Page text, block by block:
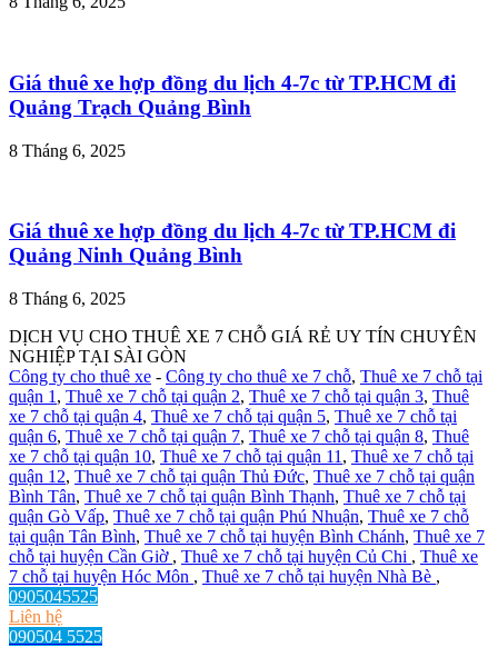
Giá thuê xe hợp đồng du lịch 4-7c từ TP.HCM đi
Quảng Trạch Quảng Bình
8 Tháng 6, 2025
Giá thuê xe hợp đồng du lịch 4-7c từ TP.HCM đi
Quảng Ninh Quảng Bình
8 Tháng 6, 2025
DỊCH VỤ CHO THUÊ XE 7 CHỖ GIÁ RẺ UY TÍN CHUYÊN
NGHIỆP TẠI SÀI GÒN
Công ty cho thuê xe - Công ty cho thuê xe 7 chỗ, Thuê xe 7 chỗ tại
quận 1 , Thuê xe 7 chỗ tại quận 2, Thuê xe 7 chỗ tại quận 3, Thuê
xe 7 chỗ tại quận 4, Thuê xe 7 chỗ tại quận 5, Thuê xe 7 chỗ tại
quận 6, Thuê xe 7 chỗ tại quận 7, Thuê xe 7 chỗ tại quận 8, Thuê
xe 7 chỗ tại quận 10, Thuê xe 7 chỗ tại quận 11 , Thuê xe 7 chỗ tại
quận 12, Thuê xe 7 chỗ tại quận Thủ Đức, Thuê xe 7 chỗ tại quận
Bình Tân, Thuê xe 7 chỗ tại quận Bình Thạnh, Thuê xe 7 chỗ tại
quận Gò Vấp, Thuê xe 7 chỗ tại quận Phú Nhuận, Thuê xe 7 chỗ
tại quận Tân Bình, Thuê xe 7 chỗ tại huyện Bình Chánh, Thuê xe 7
chỗ tại huyện Cần Giờ , Thuê xe 7 chỗ tại huyện Củ Chi , Thuê xe
7 chỗ tại huyện Hóc Môn , Thuê xe 7 chỗ tại huyện Nhà Bè ,
0905045525
Liên hệ
090504 5525